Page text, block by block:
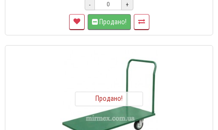
- +
Продано!
Продано!